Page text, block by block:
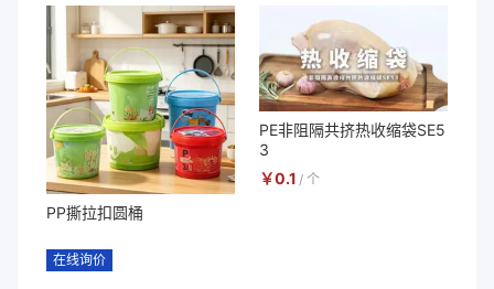
PP撕拉扣圆桶
在线询价
PE非阻隔共挤热收缩袋SE5
3
￥0.1 / 个